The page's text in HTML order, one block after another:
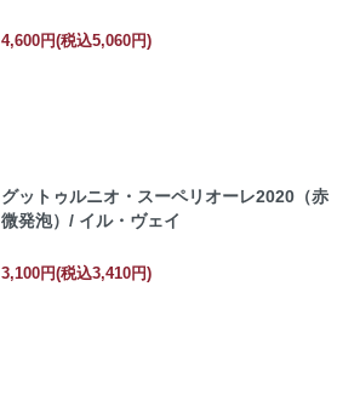
4,600円(税込5,060円)
グットゥルニオ・スーペリオーレ2020（赤
微発泡）/ イル・ヴェイ
3,100円(税込3,410円)